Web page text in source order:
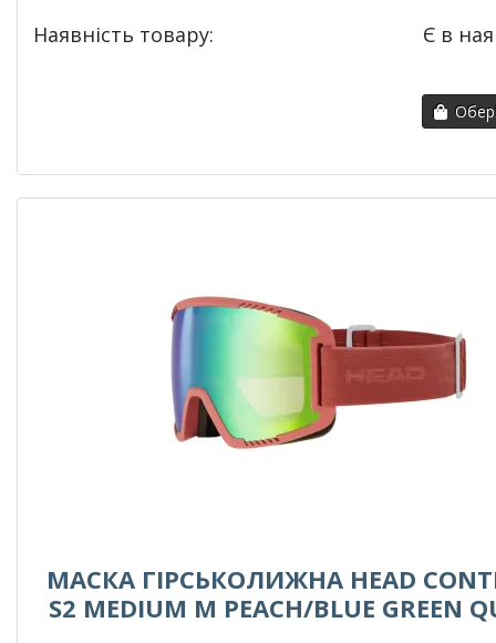
Наявність товару: Є в
МАСКА ГІРСЬКОЛИЖНА HEAD
S2 MEDIUM M PEACH/BLUE GREEN